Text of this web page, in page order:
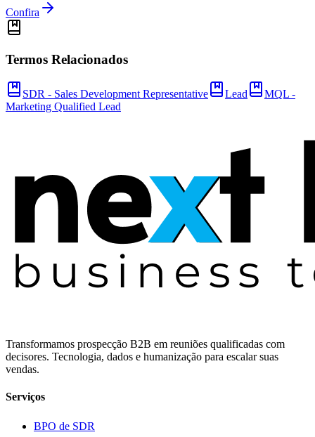
Confira
Termos Relacionados
SDR - Sales Development Representative Lead
MQL -
Marketing Qualified Lead
Transformamos prospecção B2B em reuniões qualificadas com
decisores. Tecnologia, dados e humanização para escalar suas
vendas.
Serviços
BPO de SDR